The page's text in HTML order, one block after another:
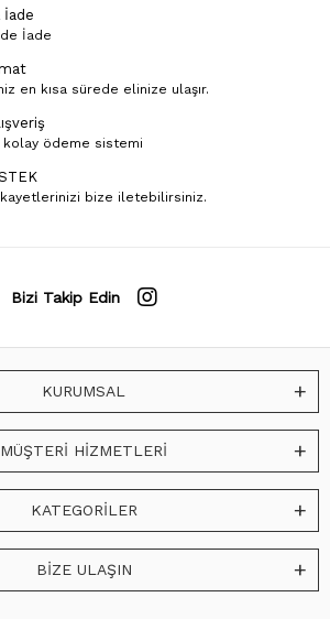
İade
İade
en kısa sürede elinize ulaşır.
kolay ödeme sistemi
bize iletebilirsiniz.
Bizi Takip Edin
KURUMSAL
MÜŞTERİ HİZMETLERİ
KATEGORİLER
BİZE ULAŞIN